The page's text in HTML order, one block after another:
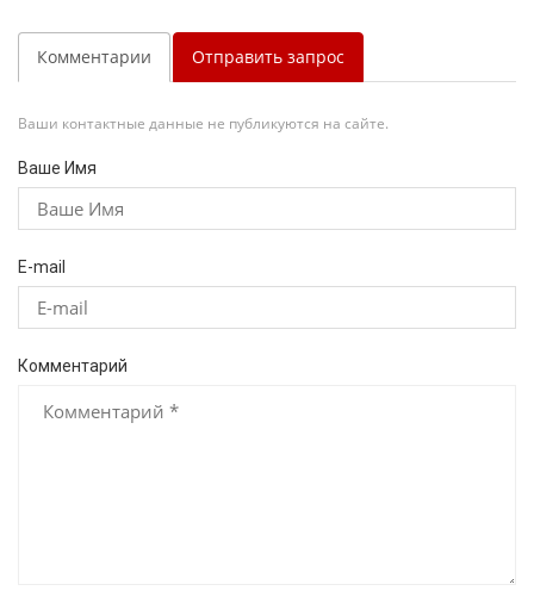
Комментарии Отправить запрос
Ваши контактные данные не публикуются на сайте.
Ваше Имя
E-mail
Комментарий